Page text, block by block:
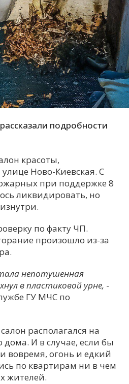
С
Т
Ч
Я
подробности
красоты,
Ново-Киевская. С
при поддержке 8
ликвидировать, но
по факту ЧП.
произошло из-за
непотушенная
в пластиковой урне, -
ГУ МЧС по
располагался на
И в случае, если бы
вовремя, огонь и едкий
по квартирам ни в чем
жителей.